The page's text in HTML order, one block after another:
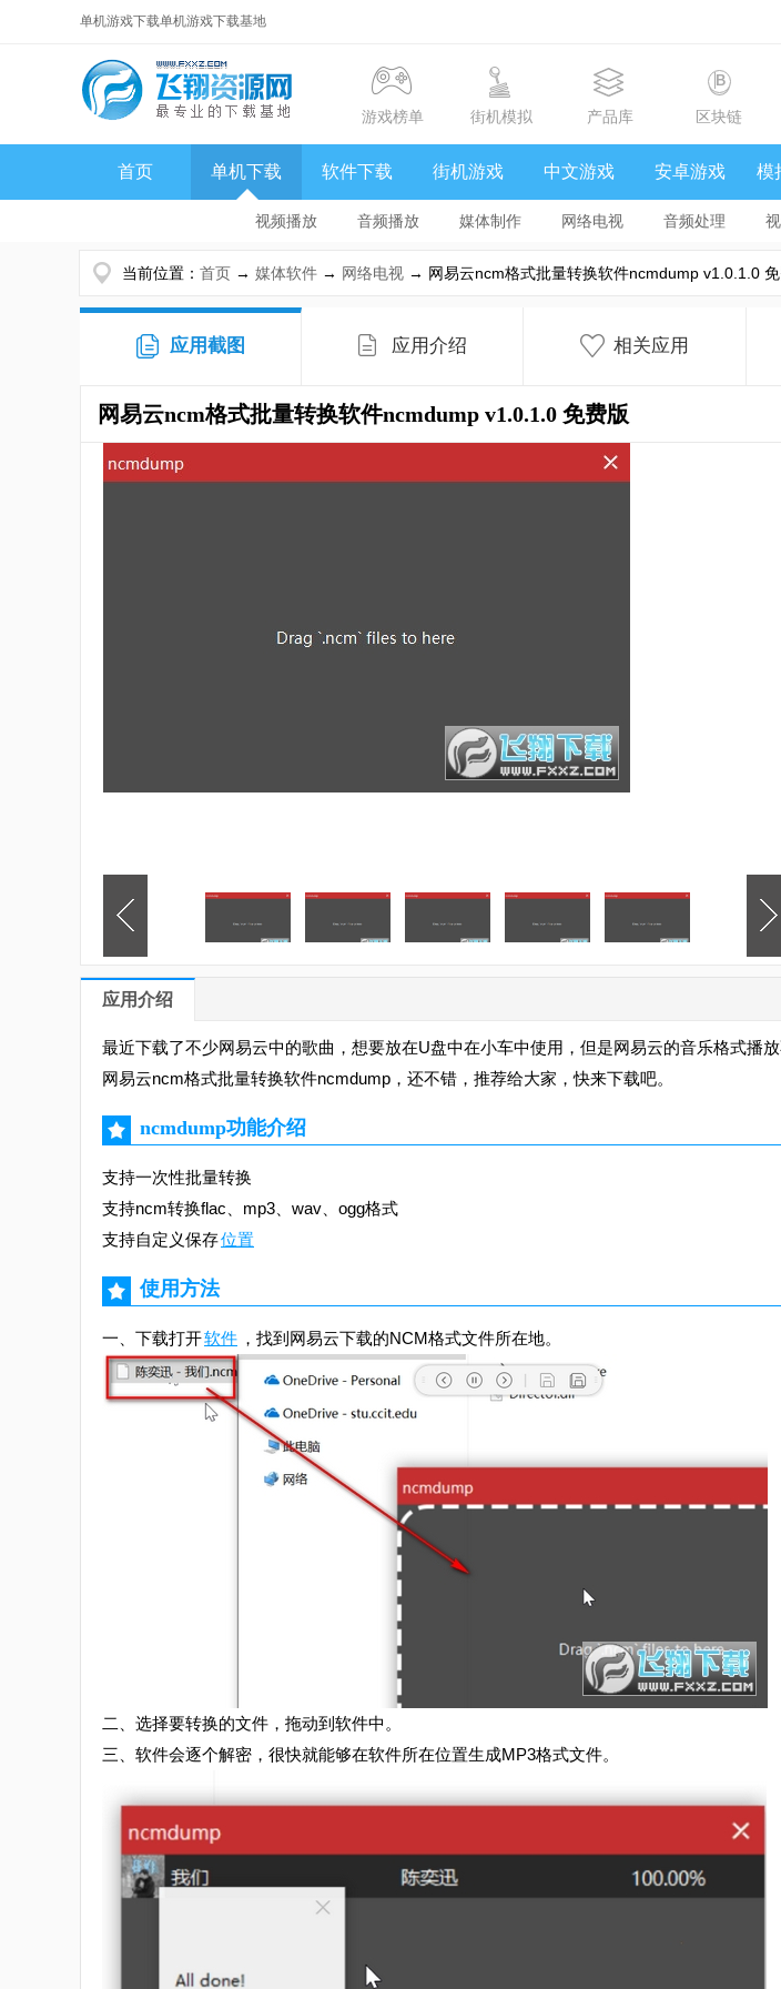
单机游戏下载单机游戏下载基地
游戏榜单 街机模拟 产品库 区块链
首页 单机下载 软件下载 街机游戏 中文游戏 安卓游戏 模
视频播放 音频播放 媒体制作 网络电视 音频处理
当前位置： 首页 → 媒体软件 → 网络电视 → 网易云ncm格式批量转换软件ncmdump v1.0.1.0
应用截图 应用介绍 相关应用
网易云ncm格式批量转换软件ncmdump v1.0.1.0 免费版
应用介绍
最近下载了不少网易云中的歌曲，想要放在U盘中在小车中使用，但是网易云的音乐格式播
网易云ncm格式批量转换软件ncmdump，还不错，推荐给大家，快来下载吧。
ncmdump功能介绍
支持一次性批量转换
支持ncm转换flac、mp3、wav、ogg格式
支持自定义保存位置
使用方法
一、下载打开软件 ，找到网易云下载的NCM格式文件所在地。
二、选择要转换的文件，拖动到软件中。
三、软件会逐个解密，很快就能够在软件所在位置生成MP3格式文件。